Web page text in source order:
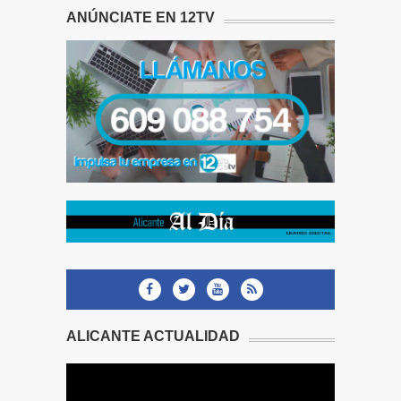
ANÚNCIATE EN 12TV
ALICANTE ACTUALIDAD